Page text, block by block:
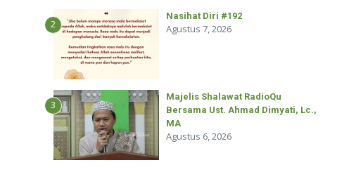
2
Nasihat Diri #192
Agustus 7, 2026
3
Majelis Shalawat RadioQu
Bersama Ust. Ahmad Dimyati, Lc.,
MA
Agustus 6, 2026